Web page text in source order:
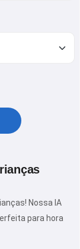
Nossa IA
para hora